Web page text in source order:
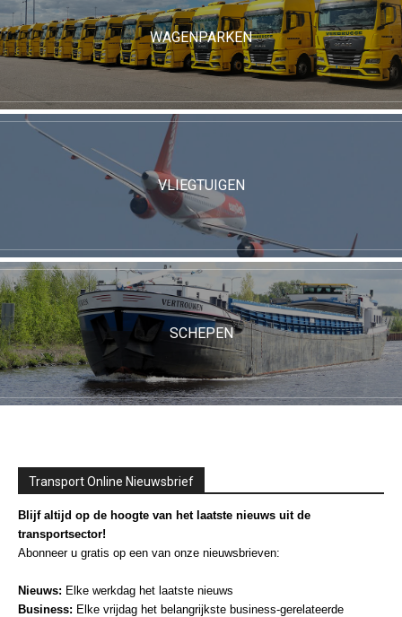
WAGENPARKEN
VLIEGTUIGEN
SCHEPEN
Transport Online Nieuwsbrief
Blijf altijd op de hoogte van het laatste nieuws uit de
transportsector!
Abonneer u gratis op een van onze nieuwsbrieven:
Nieuws: Elke werkdag het laatste nieuws
Business: Elke vrijdag het belangrijkste business-gerelateerde